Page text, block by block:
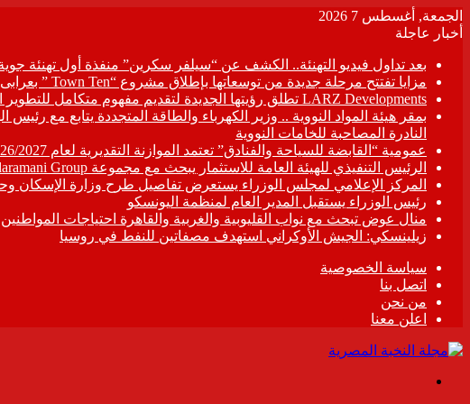
الجمعة, أغسطس 7 2026
أخبار عاجلة
بعد تداول فيديو التهنئة.. الكشف عن “سيلفر سكرين” منفذة أول تهنئة
مزايا تفتتح مرحلة جديدة من توسعاتها بإطلاق مشروع “Town Ten ” بعرابى الجديدة بمدينة العبور
LARZ Developments تطلق رؤيتها الجديدة لتقديم مفهوم متكامل للتطوير العقاري في مصر
بمقر هيئة المواد النووية .. وزير الكهرباء والطاقة المتجددة يتابع مع
النادرة المصاحبة للخامات النووية
عمومية “القابضة للسياحة والفنادق” تعتمد الموازنة التقديرية لعام 2026/2027
الرئيس التنفيذي للهيئة العامة للاستثمار يبحث مع مجموعة Hirdaramani Group السريلانكية خطط التوسع في السوق المصرية
المركز الإعلامي لمجلس الوزراء يستعرض تفاصيل طرح وزارة الإسكان
رئيس الوزراء يستقبل المدير العام لمنظمة اليونسكو
منال عوض تبحث مع نواب القليوبية والغربية والقاهرة احتياجات المواطنين
زيلينسكي: الجيش الأوكراني استهدف مصفاتين للنفط في روسيا
سياسة الخصوصية
اتصل بنا
من نحن
اعلن معنا